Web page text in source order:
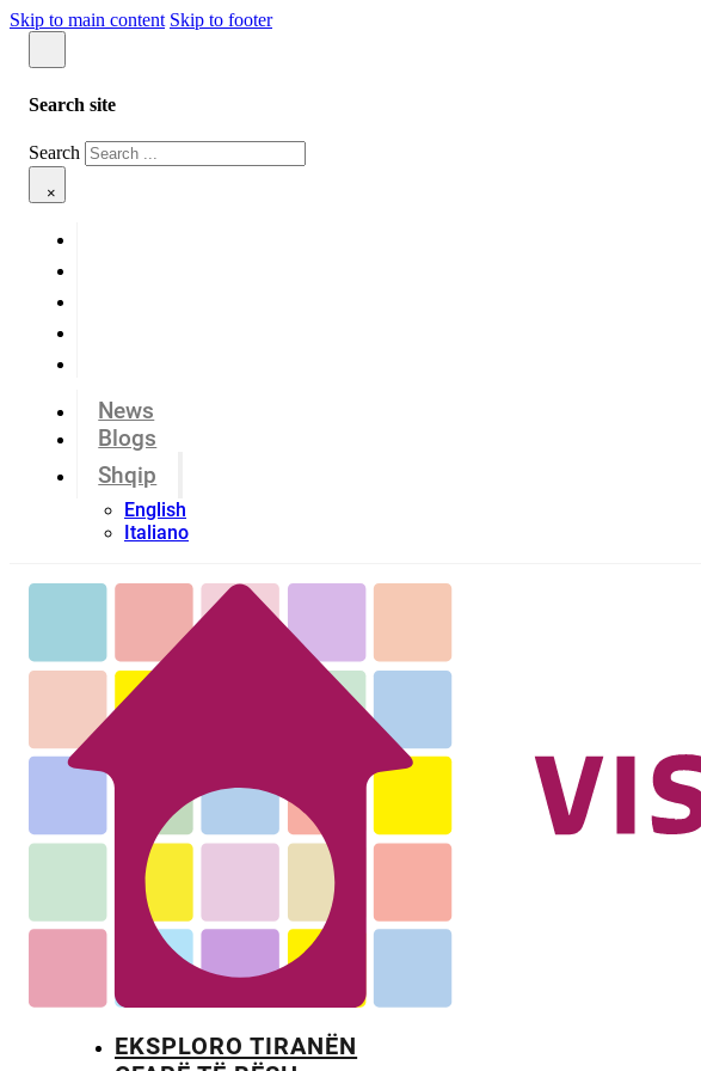
Skip to main content Skip to footer
Search site
Search
×
News
Blogs
Shqip
English
Italiano
EKSPLORO TIRANËN